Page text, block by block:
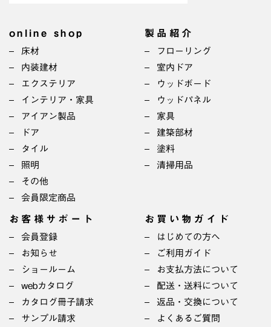
online shop
床材
内装建材
エクステリア
インテリア・家具
アイアン製品
ドア
タイル
照明
その他
会員限定商品
製品紹介
フローリング
室内ドア
ウッドボード
ウッドパネル
家具
建築部材
塗料
清掃用品
お客様サポート
会員登録
お知らせ
ショールーム
webカタログ
カタログ冊子請求
サンプル請求
お買い物ガイド
はじめての方へ
ご利用ガイド
お支払方法について
配送・送料について
返品・交換について
よくあるご質問